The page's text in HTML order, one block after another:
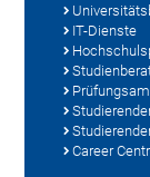
IT-Dienste
Career